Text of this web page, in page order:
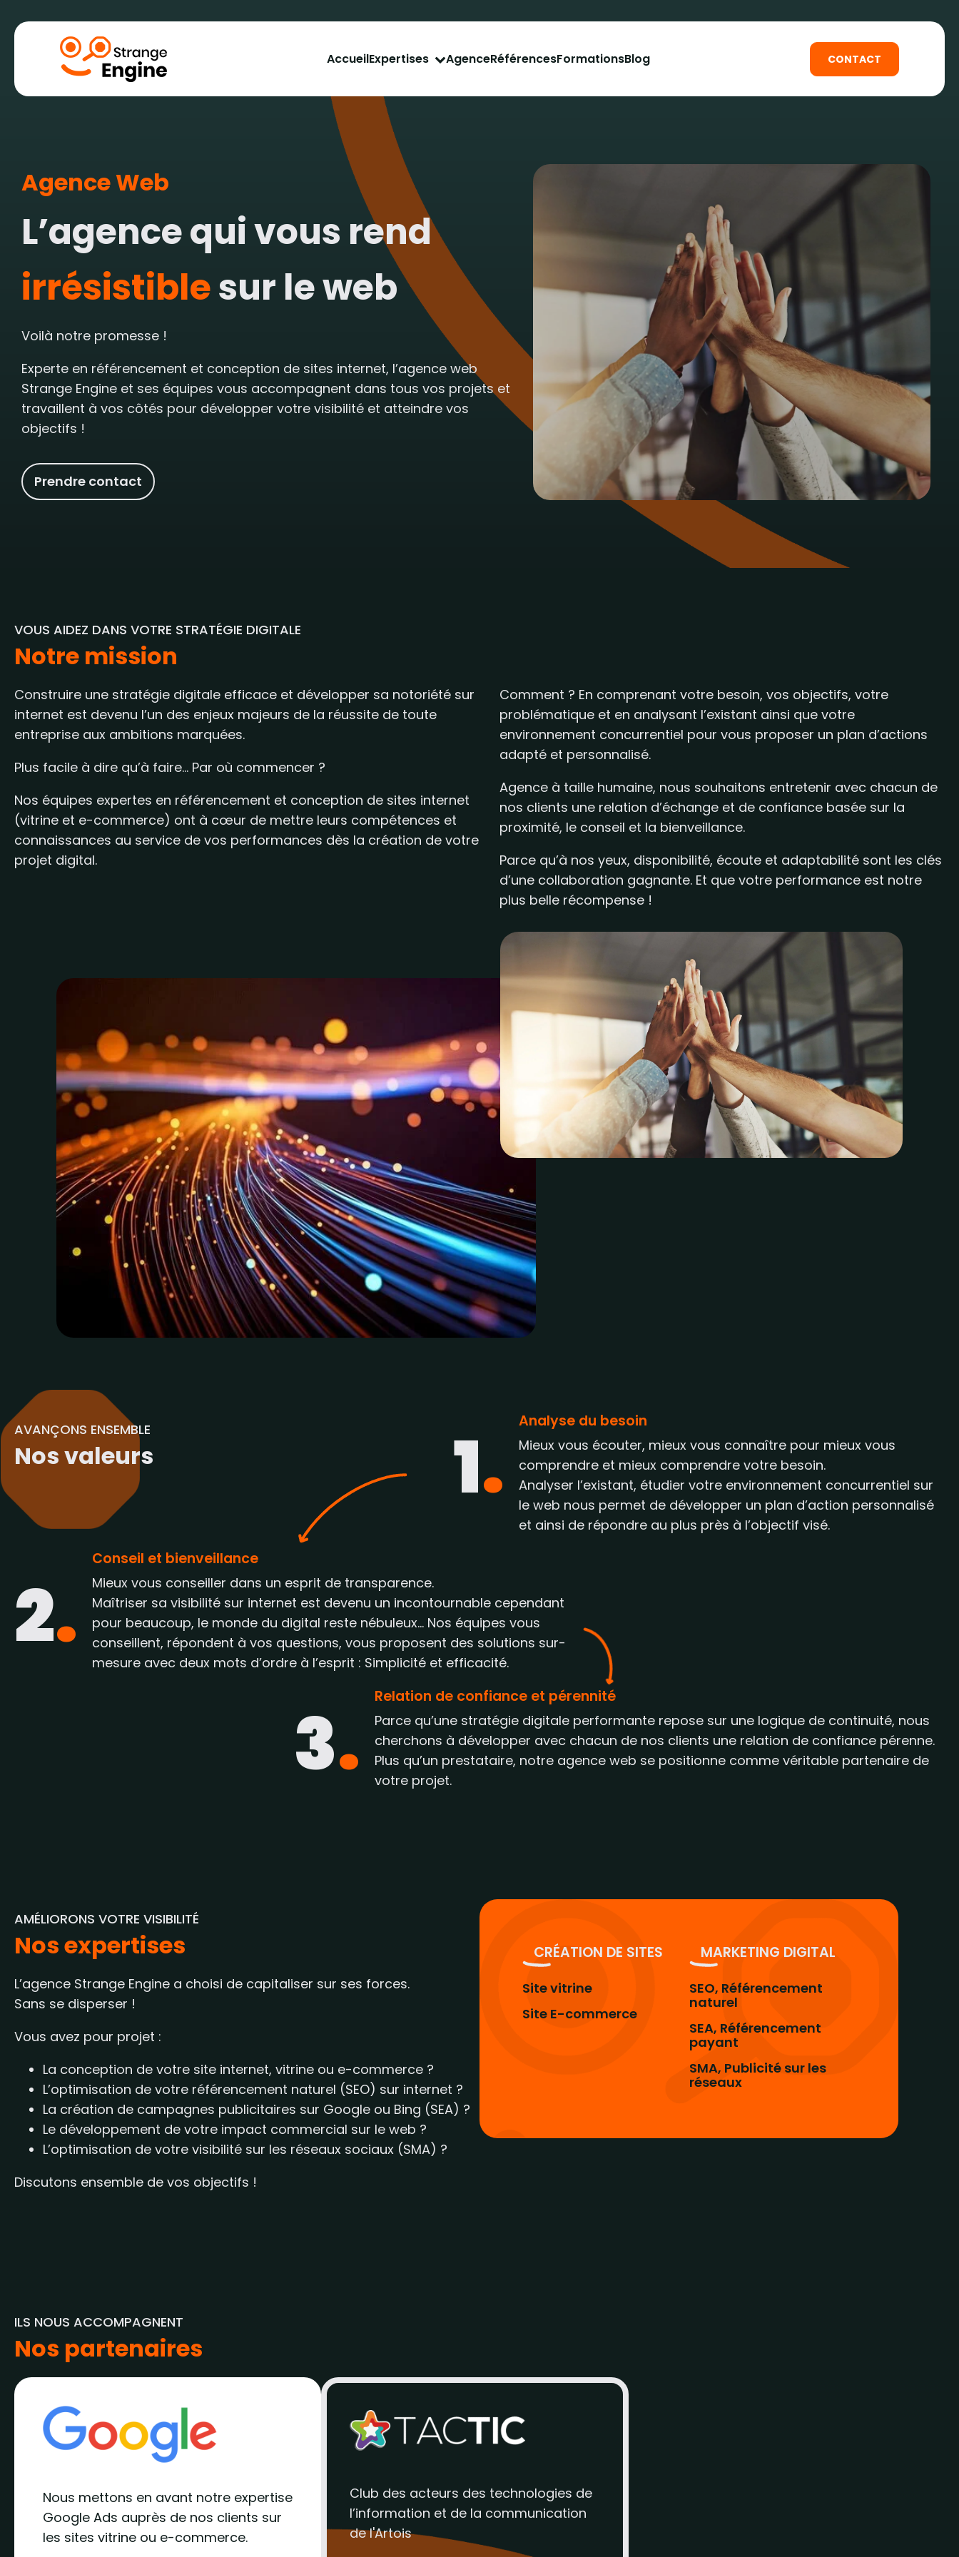
AccueilExpertises
Marketing digital
SEO, Référencement naturel
SEA, Référencement payant
SMA, Publicité sur les réseaux
Développement web
Site web
Application mobile
Obtenez le rapport de de votre site web
AgenceRéférencesFormationsBlog CONTACT
Agence Web
L’agence qui vous rend
irrésistiblesur le web
Voilà notre promesse !
Experte en référencement et conception de sites internet, l’agence web
Strange Engine et ses équipes vous accompagnent dans tous vos projets et
travaillent à vos côtés pour développer votre visibilité et atteindre vos
objectifs !
Prendre contact
VOUS AIDEZ DANS VOTRE STRATÉGIE DIGITALE
Notre mission
Construire une stratégie digitale efficace et développer sa notoriété sur
internet est devenu l’un des enjeux majeurs de la réussite de toute
entreprise aux ambitions marquées.
Plus facile à dire qu’à faire... Par où commencer ?
Nos équipes expertes en référencement et conception de sites internet
(vitrine et e-commerce) ont à cœur de mettre leurs compétences et
connaissances au service de vos performances dès la création de votre
projet digital.
Comment ? En comprenant votre besoin, vos objectifs, votre
problématique et en analysant l’existant ainsi que votre
environnement concurrentiel pour vous proposer un plan d’actions
adapté et personnalisé.
Agence à taille humaine, nous souhaitons entretenir avec chacun de
nos clients une relation d’échange et de confiance basée sur la
proximité, le conseil et la bienveillance.
Parce qu’à nos yeux, disponibilité, écoute et adaptabilité sont les clés
d’une collaboration gagnante. Et que votre performance est notre
plus belle récompense !
AVANÇONS ENSEMBLE
Nos valeurs 1. Analyse du besoin
Mieux vous écouter, mieux vous connaître pour mieux vous
comprendre et mieux comprendre votre besoin.
Analyser l’existant, étudier votre environnement concurrentiel sur
le web nous permet de développer un plan d’action personnalisé
et ainsi de répondre au plus près à l’objectif visé.
2.
Conseil et bienveillance
Mieux vous conseiller dans un esprit de transparence.
Maîtriser sa visibilité sur internet est devenu un incontournable cependant
pour beaucoup, le monde du digital reste nébuleux… Nos équipes vous
conseillent, répondent à vos questions, vous proposent des solutions sur-
mesure avec deux mots d’ordre à l’esprit : Simplicité et efficacité.
3. Relation de confiance et pérennité
Parce qu’une stratégie digitale performante repose sur une logique de continuité, nous
cherchons à développer avec chacun de nos clients une relation de confiance pérenne.
Plus qu’un prestataire, notre agence web se positionne comme véritable partenaire de
votre projet.
AMÉLIORONS VOTRE VISIBILITÉ
Nos expertises
L’agence Strange Engine a choisi de capitaliser sur ses forces.
Sans se disperser !
Vous avez pour projet :
La conception de votre site internet, vitrine ou e-commerce ?
L’optimisation de votre référencement naturel (SEO) sur internet ?
La création de campagnes publicitaires sur Google ou Bing (SEA) ?
Le développement de votre impact commercial sur le web ?
L’optimisation de votre visibilité sur les réseaux sociaux (SMA) ?
Discutons ensemble de vos objectifs !
CRÉATION DE SITES
Site vitrine
Site E-commerce
MARKETING DIGITAL
SEO, Référencement
naturel
SEA, Référencement
payant
SMA, Publicité sur les
réseaux
ILS NOUS ACCOMPAGNENT
Nos partenaires
Nous mettons en avant notre expertise
Google Ads auprès de nos clients sur
les sites vitrine ou e-commerce.
Club des acteurs des technologies de
l’information et de la communication
de l'Artois